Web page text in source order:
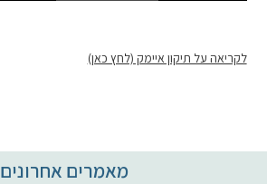
לקריאה על תיקון איימק (לחץ כאן)
מאמרים אחרונים